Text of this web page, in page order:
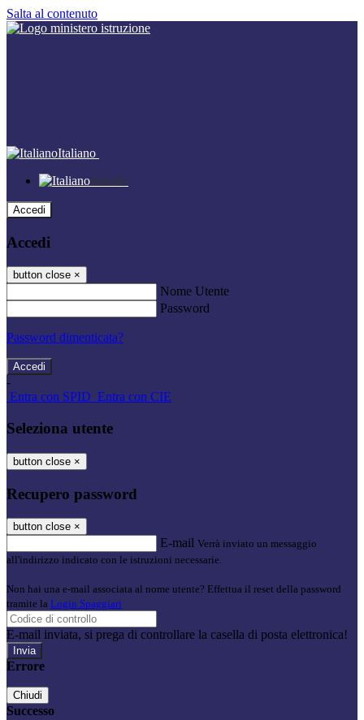
Salta al contenuto
Italiano
Italiano
Accedi
Accedi
button close ×
Nome Utente
Password
Password dimenticata?
-
Entra con SPID Entra con CIE
Seleziona utente
button close ×
Recupero password
button close ×
E-mail Verrà inviato un messaggio
all'indirizzo indicato con le istruzioni necessarie.
Non hai una e-mail associata al nome utente? Effettua il reset della password
tramite la Login Spaggiari
E-mail inviata, si prega di controllare la casella di posta elettronica!
Errore
Chiudi
Successo